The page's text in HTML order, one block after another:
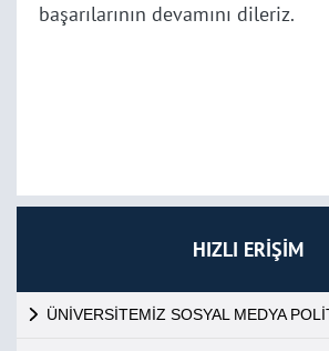
HIZLI ERİŞİM
ÜNİVERSİTEMİZ SOSYAL MEDYA
başarılarının devamını dileriz.